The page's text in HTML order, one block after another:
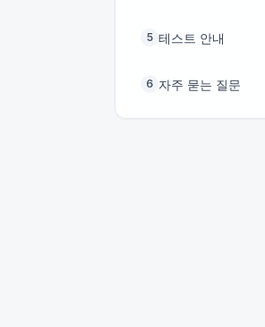
5 테스트 안내
6 자주 묻는 질문